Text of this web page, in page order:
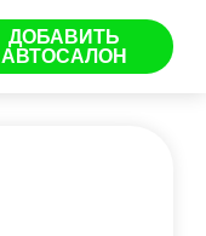
ДОБАВИТЬ
АВТОСАЛОН